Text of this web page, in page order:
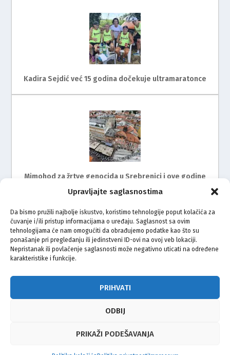
Upravljajte saglasnostima
Da bismo pružili najbolje iskustvo, koristimo tehnologije poput kolačića za
čuvanje i/ili pristup informacijama o uređaju. Saglasnost sa ovim
tehnologijama će nam omogućiti da obrađujemo podatke kao što su
ponašanje pri pregledanju ili jedinstveni ID-ovi na ovoj veb lokaciji.
Nepristanak ili povlačenje saglasnosti može negativno uticati na određene
karakteristike i funkcije.
PRIHVATI
ODBIJ
PRIKAŽI PODEŠAVANJA
Kadira Sejdić već 15 godina dočekuje ultramaratonce
Mimohod za žrtve genocida u Srebrenici i ove godine
Zagreb ispratio bicikliste na put do Srebrenice
© Vijeće bošnjačke nacionalne manjine Grada Zagreba 2026